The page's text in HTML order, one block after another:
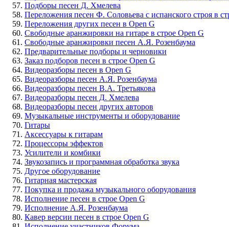
Подборы песен Д. Хмелева
Переложения песен Ф. Соловьева с испанского строя в
Переложения других песен в Open G
Свободные аранжировки на гитаре в строе Open G
Свободные аранжировки песен А.Я. Розенбаума
Предварительные подборы и черновики
Заказ подборов песен в строе Open G
Видеоразборы песен в Open G
Видеоразборы песен А.Я. Розенбаума
Видеоразборы песен В.А. Третьякова
Видеоразборы песен Д. Хмелева
Видеоразборы песен других авторов
Музыкальные инструменты и оборудование
Гитары
Аксессуары к гитарам
Процессоры эффектов
Усилители и комбики
Звукозапись и программная обработка звука
Другое оборудование
Гитарная мастерская
Покупка и продажа музыкального оборудования
Исполнение песен в строе Open G
Исполнение А.Я. Розенбаума
Кавер версии песен в строе Open G